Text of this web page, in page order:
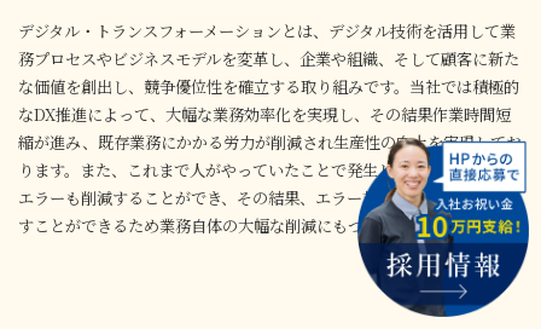
デジタル・トランスフォーメーションとは、デジタル技術を活用して業
務プロセスやビジネスモデルを変革し、企業や組織、そして顧客に新た
な価値を創出し、競争優位性を確立する取り組みです。当社では積極的
なDX推進によって、大幅な業務効率化を実現し、その結果作業時間短
縮が進み、既存業務にかかる労力が削減され生産性の向上を実現してお
ります。また、これまで人がやっていたことで発生していたヒューマン
エラーも削減することができ、 その結果、エラー対応などの業務を無く
すことができるため業務自体の大幅な削減にもつながります。